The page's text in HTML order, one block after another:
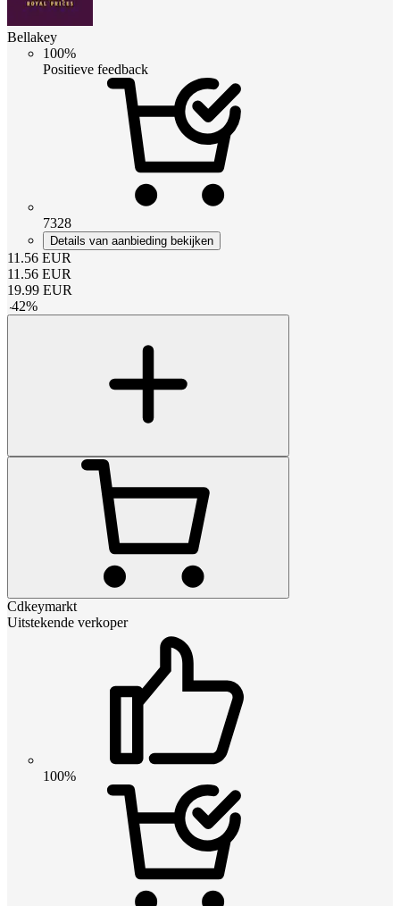
Bellakey
100%
Positieve feedback
7328
Details van aanbieding bekijken
11.56 EUR
11.56 EUR
19.99 EUR
-42%
Cdkeymarkt
Uitstekende verkoper
100%